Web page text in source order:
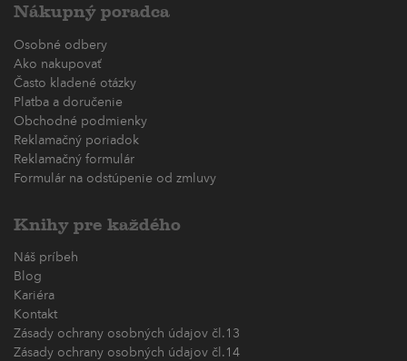
Nákupný poradca
Osobné odbery
Ako nakupovať
Často kladené otázky
Platba a doručenie
Obchodné podmienky
Reklamačný poriadok
Reklamačný formulár
Formulár na odstúpenie od zmluvy
Knihy pre každého
Náš príbeh
Blog
Kariéra
Kontakt
Zásady ochrany osobných údajov čl.13
Zásady ochrany osobných údajov čl.14